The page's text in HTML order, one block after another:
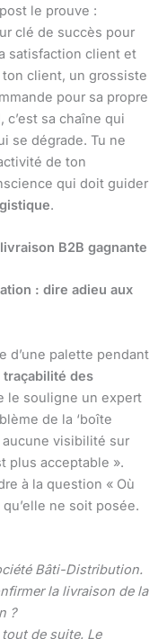
le prouve :
clé de succès pour
satisfaction client et
client, un grossiste
pour sa propre
sa chaîne qui
se dégrade. Tu ne
de ton
qui doit guider
.
B2B gagnante
: dire adieu aux
d’une palette pendant
traçabilité des
le souligne un expert
de la ‘boîte
aucune visibilité sur
plus acceptable ».
à la question « Où
ne soit posée.
Bâti-Distribution.
la livraison de la
?
de suite. Le